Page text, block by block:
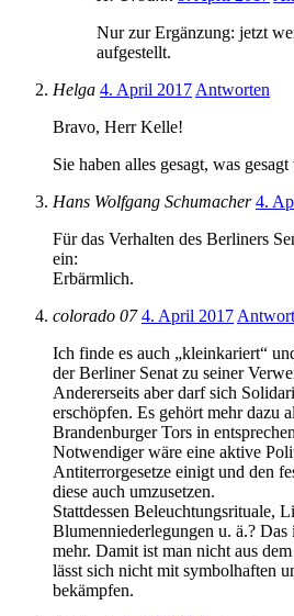
Nur zur Ergänzung: jetzt
aufgestellt.
Helga 4. April 2017 Antworten
Bravo, Herr Kelle!
Sie haben alles gesagt, was
Hans Wolfgang Schumacher 4.
Für das Verhalten des Berliners
ein:
Erbärmlich.
colorado 07 4. April 2017
Ich finde es auch „kleinkariert“
der Berliner Senat zu seiner
Andererseits aber darf sich
erschöpfen. Es gehört mehr dazu
Brandenburger Tors in
Notwendiger wäre eine aktive
Antiterrorgesetze einigt und den
diese auch umzusetzen.
Stattdessen Beleuchtungsrituale,
Blumenniederlegungen u. ä.?
mehr. Damit ist man nicht aus
lässt sich nicht mit symbolhaften
bekämpfen.